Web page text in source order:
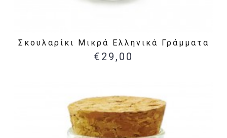
Σκουλαρίκι Μικρά Ελληνικά Γράμματα
€29,00